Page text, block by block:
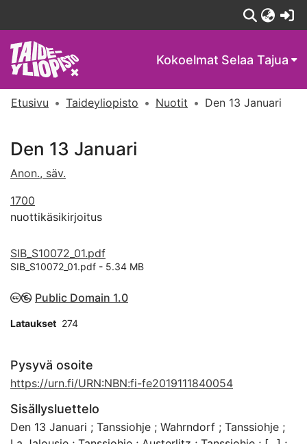
Kokoelmat Selaa Tajua
Etusivu Taideyliopisto Nuotit Den 13 Januari
Den 13 Januari
Anon., säv.
1700
nuottikäsikirjoitus
SIB_S10072_01.pdf
SIB_S10072_01.pdf - 5.34 MB
Public Domain 1.0
Lataukset 274
Pysyvä osoite
https://urn.fi/URN:NBN:fi-fe2019111840054
Sisällysluettelo
Den 13 Januari ; Tanssiohje ; Wahrndorf ; Tanssiohje ;